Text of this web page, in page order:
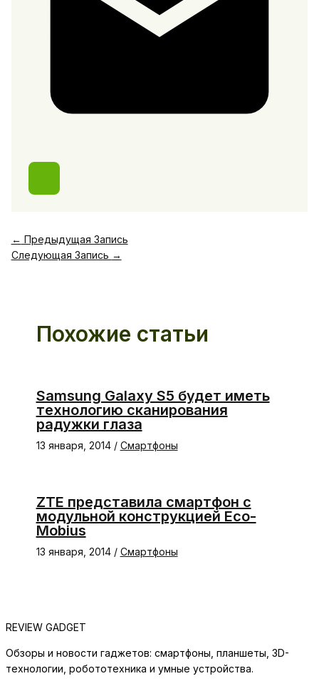
← Предыдущая Запись
Следующая Запись →
Похожие статьи
Samsung Galaxy S5 будет иметь
технологию сканирования
радужки глаза
13 января, 2014 / Смартфоны
ZTE представила смартфон с
модульной конструкцией Eco-
Mobius
13 января, 2014 / Смартфоны
REVIEW GADGET
Обзоры и новости гаджетов: смартфоны, планшеты, 3D-
технологии, робототехника и умные устройства.